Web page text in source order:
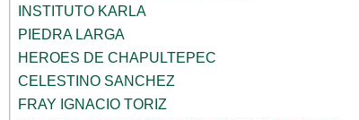
INSTITUTO KARLA
PIEDRA LARGA
HEROES DE CHAPULTEPEC
CELESTINO SANCHEZ
FRAY IGNACIO TORIZ